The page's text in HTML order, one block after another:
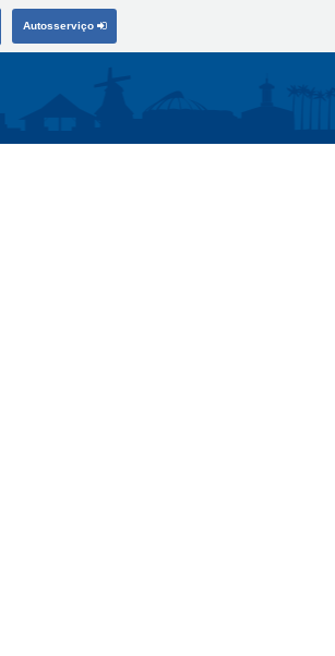
Autosserviço